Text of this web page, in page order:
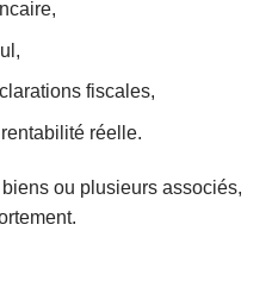
fiscales,
réelle.
ou plusieurs associés,